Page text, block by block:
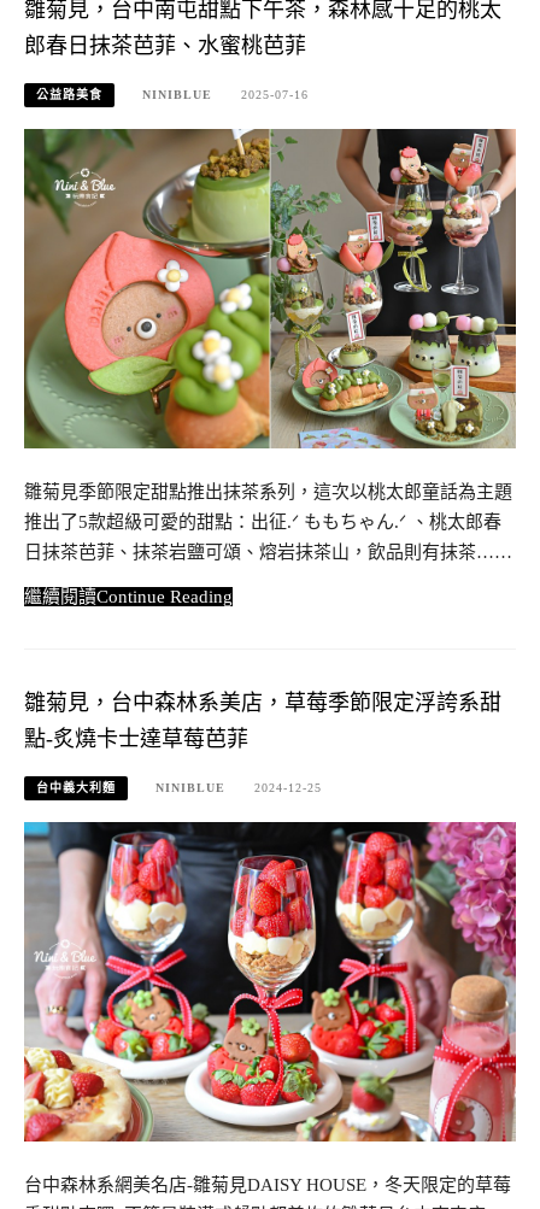
雛菊見，台中南屯甜點下午茶，森林感十足的桃太
郎春日抹茶芭菲、水蜜桃芭菲
公益路美食 NINIBLUE 2025-07-16
雛菊見季節限定甜點推出抹茶系列，這次以桃太郎童話為主題
推出了5款超級可愛的甜點：出征.ᐟ ももちゃん.ᐟ 、桃太郎春
日抹茶芭菲、抹茶岩鹽可頌、熔岩抹茶山，飲品則有抹茶……
Continue Reading
雛菊見，台中森林系美店，草莓季節限定浮誇系甜
點-炙燒卡士達草莓芭菲
台中義大利麵 NINIBLUE 2024-12-25
台中森林系網美名店-雛菊見DAISY HOUSE，冬天限定的草莓